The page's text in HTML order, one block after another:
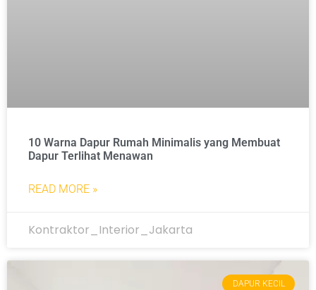
10 Warna Dapur Rumah Minimalis yang Membuat
Dapur Terlihat Menawan
READ MORE »
Kontraktor_Interior_Jakarta
DAPUR KECIL